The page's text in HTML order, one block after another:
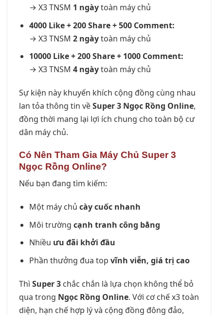
→ X3 TNSM 1 ngàytoàn máy chủ
4000 Like + 200 Share + 500 Comment:
→ X3 TNSM 2 ngàytoàn máy chủ
10000 Like + 200 Share + 1000 Comment:
→ X3 TNSM 4 ngàytoàn máy chủ
Sự kiện này khuyến khích cộng đồng cùng nhau
lan tỏa thông tin vềSuper 3 Ngọc Rồng Online,
đồng thời mang lại lợi ích chung cho toàn bộ cư
dân máy chủ.
Có Nên Tham Gia Máy Chủ Super 3
Ngọc Rồng Online?
Nếu bạn đang tìm kiếm:
Một máy chủ cày cuốc nhanh
Môi trường cạnh tranh công bằng
Nhiều ưu đãi khởi đầu
Phần thưởng đua top vĩnh viễn, giá trị cao
Thì Super 3 chắc chắn là lựa chọn không thể bỏ
qua trong Ngọc Rồng Online. Với cơ chế x3 toàn
diện, hạn chế hợp lý và cộng đồng đông đảo,